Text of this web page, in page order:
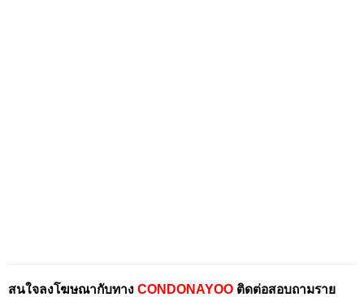
สนใจลงโฆษณากับทาง CONDONAYOO ติดต่อสอบถามราย